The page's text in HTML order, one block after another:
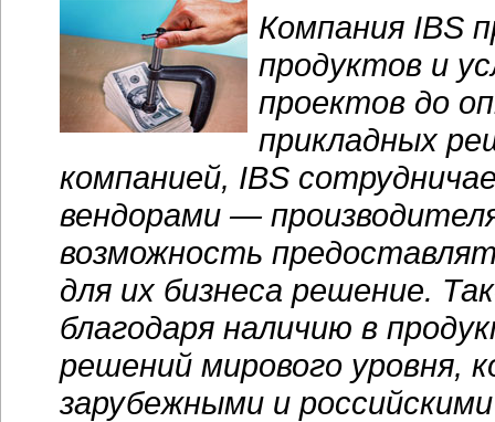
Компания IBS
продуктов и
проектов до
прикладных
компанией, IBS
вендорами —
возможность
для их бизнеса решение.
благодаря наличию в
решений мирового уровня,
зарубежными и